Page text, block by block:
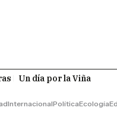
Un día por la Viña
InternacionalPolíticaEcología